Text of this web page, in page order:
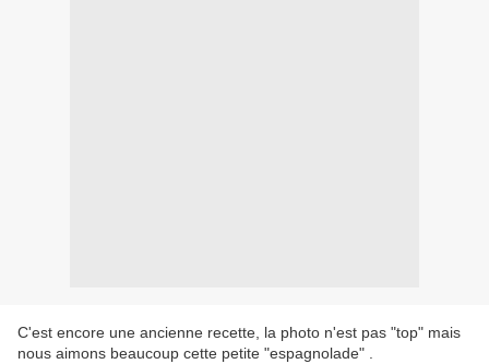
C'est encore une ancienne recette, la photo n'est pas "top" mais
nous aimons beaucoup cette petite "espagnolade" .